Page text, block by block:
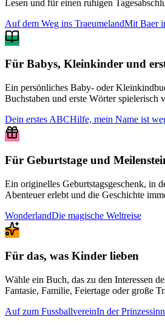
Lesen und für einen ruhigen
Auf dem Weg ins TraeumelandMit Baer
Für Babys, Kleinkinder und
Ein persönliches Baby- oder
Buchstaben und erste Wörter spielerisch
Dein erstes ABCHilfe, mein Name ist
Für Geburtstage und
Ein originelles Geburtstagsgeschenk, in
Abenteuer erlebt und die Geschichte
WonderlandDie magische Weltreise
Für das, was Kinder lieben
Wähle ein Buch, das zu den Interessen
Fantasie, Familie, Feiertage oder große
Auf zum FussballvereinIn der